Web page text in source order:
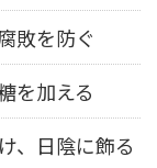
敗を防ぐ
を加える
、日陰に飾る